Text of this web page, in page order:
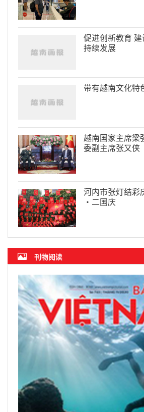
促进创新教育
持续发展
带有越南文化特
越南国家主席梁
委副主席张又侠
河内市张灯结彩
·二国庆
刊物阅读